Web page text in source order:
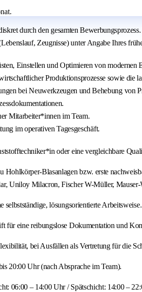
durch den gesamten
Zeugnisse) unter Angabe Ihres
Einstellen und Optimieren von modernen
Produktionsprozesse sowie die
bei Neuwerkzeugen und Behebung von
Mitarbeiter*innen im Team.
im operativen Tagesgeschäft.
oder eine vergleichbare
Hohlkörper-Blasanlagen bzw. erste
Uniloy Milacron, Fischer W-Müller, Mauser-
selbstständige, lösungsorientierte Arbeitsweise.
für eine reibungslose Dokumentation und
bei Ausfällen als Vertretung für die
20:00 Uhr (nach Absprache im Team).
06:00 – 14:00 Uhr / Spätschicht: 14:00 –